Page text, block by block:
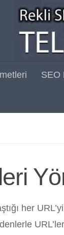
SEO
her